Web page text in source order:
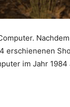
erschienenen
im Jahr 1984